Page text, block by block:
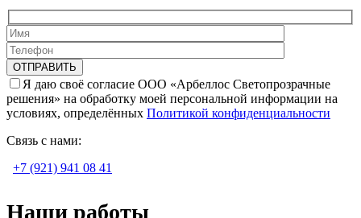
Я даю своё согласие ООО «Арбеллос Светопрозрачные
решения» на обработку моей персональной информации на
условиях, определённых Политикой конфиденциальности
Связь с нами:
+7 (921) 941 08 41
Наши работы